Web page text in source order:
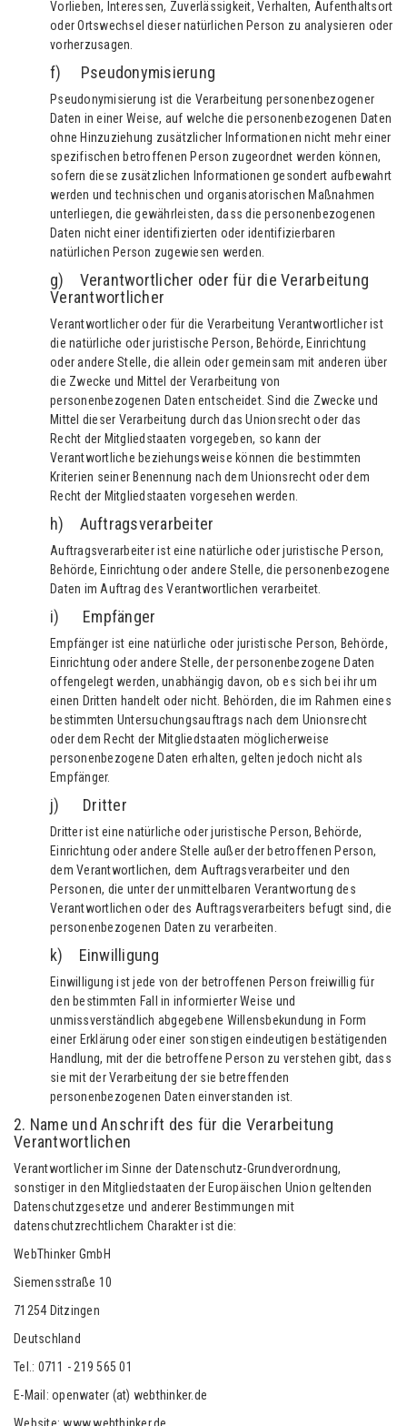
Vorlieben, Interessen, Zuverlässigkeit, Verhalten, Aufenthaltsort
oder Ortswechsel dieser natürlichen Person zu analysieren oder
vorherzusagen.
f) Pseudonymisierung
Pseudonymisierung ist die Verarbeitung personenbezogener
Daten in einer Weise, auf welche die personenbezogenen Daten
ohne Hinzuziehung zusätzlicher Informationen nicht mehr einer
spezifischen betroffenen Person zugeordnet werden können,
sofern diese zusätzlichen Informationen gesondert aufbewahrt
werden und technischen und organisatorischen Maßnahmen
unterliegen, die gewährleisten, dass die personenbezogenen
Daten nicht einer identifizierten oder identifizierbaren
natürlichen Person zugewiesen werden.
g) Verantwortlicher oder für die Verarbeitung
Verantwortlicher
Verantwortlicher oder für die Verarbeitung Verantwortlicher ist
die natürliche oder juristische Person, Behörde, Einrichtung
oder andere Stelle, die allein oder gemeinsam mit anderen über
die Zwecke und Mittel der Verarbeitung von
personenbezogenen Daten entscheidet. Sind die Zwecke und
Mittel dieser Verarbeitung durch das Unionsrecht oder das
Recht der Mitgliedstaaten vorgegeben, so kann der
Verantwortliche beziehungsweise können die bestimmten
Kriterien seiner Benennung nach dem Unionsrecht oder dem
Recht der Mitgliedstaaten vorgesehen werden.
h) Auftragsverarbeiter
Auftragsverarbeiter ist eine natürliche oder juristische Person,
Behörde, Einrichtung oder andere Stelle, die personenbezogene
Daten im Auftrag des Verantwortlichen verarbeitet.
i) Empfänger
Empfänger ist eine natürliche oder juristische Person, Behörde,
Einrichtung oder andere Stelle, der personenbezogene Daten
offengelegt werden, unabhängig davon, ob es sich bei ihr um
einen Dritten handelt oder nicht. Behörden, die im Rahmen eines
bestimmten Untersuchungsauftrags nach dem Unionsrecht
oder dem Recht der Mitgliedstaaten möglicherweise
personenbezogene Daten erhalten, gelten jedoch nicht als
Empfänger.
j) Dritter
Dritter ist eine natürliche oder juristische Person, Behörde,
Einrichtung oder andere Stelle außer der betroffenen Person,
dem Verantwortlichen, dem Auftragsverarbeiter und den
Personen, die unter der unmittelbaren Verantwortung des
Verantwortlichen oder des Auftragsverarbeiters befugt sind, die
personenbezogenen Daten zu verarbeiten.
k) Einwilligung
Einwilligung ist jede von der betroffenen Person freiwillig für
den bestimmten Fall in informierter Weise und
unmissverständlich abgegebene Willensbekundung in Form
einer Erklärung oder einer sonstigen eindeutigen bestätigenden
Handlung, mit der die betroffene Person zu verstehen gibt, dass
sie mit der Verarbeitung der sie betreffenden
personenbezogenen Daten einverstanden ist.
2. Name und Anschrift des für die Verarbeitung
Verantwortlichen
Verantwortlicher im Sinne der Datenschutz-Grundverordnung,
sonstiger in den Mitgliedstaaten der Europäischen Union geltenden
Datenschutzgesetze und anderer Bestimmungen mit
datenschutzrechtlichem Charakter ist die:
WebThinker GmbH
Siemensstraße 10
71254 Ditzingen
Deutschland
Tel.: 0711 - 219 565 01
E-Mail: openwater (at) webthinker.de